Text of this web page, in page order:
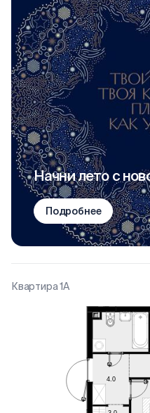
Начни лето с
Подробнее
Квартира 1А